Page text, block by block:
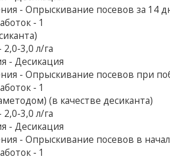
- Опрыскивание посевов за 14
- 1
3,0 л/га
- Десикация
- Опрыскивание посевов при
- 1
(в качестве десиканта)
3,0 л/га
- Десикация
- Опрыскивание посевов в
- 1